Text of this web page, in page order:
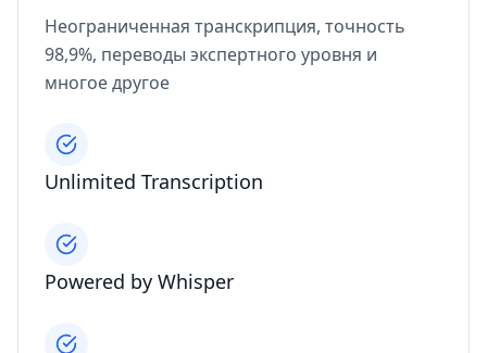
Неограниченная транскрипция, точность
98,9%, переводы экспертного уровня и
многое другое
Unlimited Transcription
Powered by Whisper